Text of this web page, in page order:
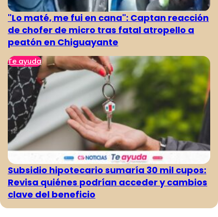
"Lo maté, me fui en cana": Captan reacción
de chofer de micro tras fatal atropello a
peatón en Chiguayante
Te ayuda
Subsidio hipotecario sumaría 30 mil cupos:
Revisa quiénes podrían acceder y cambios
clave del beneficio